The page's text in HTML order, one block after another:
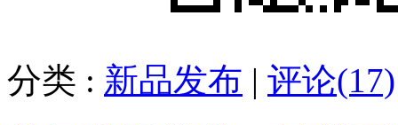
分类 : 新品发布 | 评论(17)